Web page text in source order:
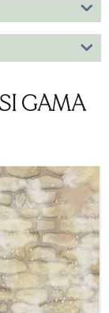
GAMA